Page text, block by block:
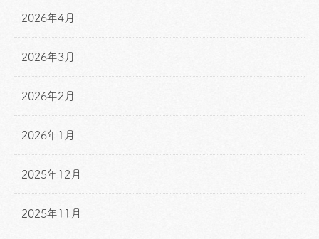
2026年4月
2026年3月
2026年2月
2026年1月
2025年12月
2025年11月